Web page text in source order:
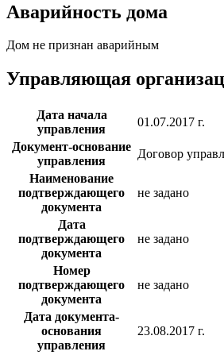
Аварийность дома
Дом не признан аварийным
Управляющая
Дата начала
управления
01.07.2017 г.
Документ-основание
управления
Договор
Наименование
подтверждающего
документа
не задано
Дата
подтверждающего
документа
не задано
Номер
подтверждающего
документа
не задано
Дата документа-
основания
управления
23.08.2017 г.